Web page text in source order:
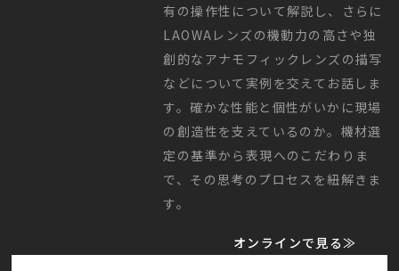
有の操作性について解説し、さらに
LAOWAレンズの機動力の高さや独
創的なアナモフィックレンズの描写
などについて実例を交えてお話しま
す。確かな性能と個性がいかに現場
の創造性を支えているのか。機材選
定の基準から表現へのこだわりま
で、その思考のプロセスを紐解きま
す。
オンラインで見る≫